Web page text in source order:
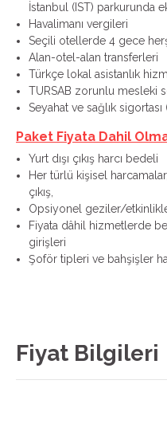
İstanbul (IST) parkurunda
Havalimanı vergileri
Seçili otellerde 4 gece
Alan-otel-alan transferleri
Türkçe lokal asistanlık
TURSAB zorunlu mesleki
Seyahat ve sağlık
Paket Fiyata Dahil
Yurt dışı çıkış harcı bedeli
Her türlü kişisel
çıkış,
Opsiyonel geziler/
Fiyata dâhil hizmetlerde
girişleri
Şoför tipleri ve bahşişler
Fiyat Bilgileri